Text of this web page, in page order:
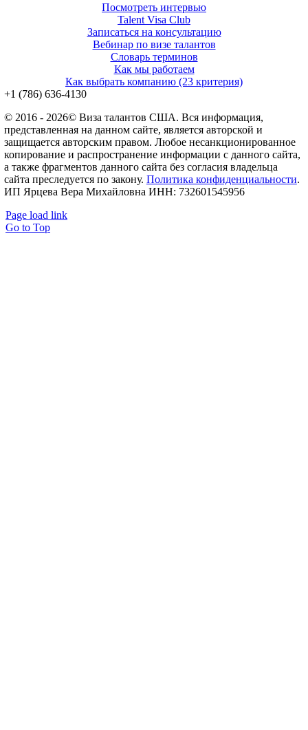
Посмотреть интервью
Talent Visa Club
Записаться на консультацию
Вебинар по визе талантов
Словарь терминов
Как мы работаем
Как выбрать компанию (23 критерия)
‪+1 (786) 636‑4130‬
© 2016 - 2026© Виза талантов США. Вся информация,
представленная на данном сайте, является авторской и
защищается авторским правом. Любое несанкционированное
копирование и распространение информации с данного сайта,
а также фрагментов данного сайта без согласия владельца
сайта преследуется по закону. Политика конфиденциальности.
ИП Ярцева Вера Михайловна ИНН: 732601545956
Page load link
Go to Top